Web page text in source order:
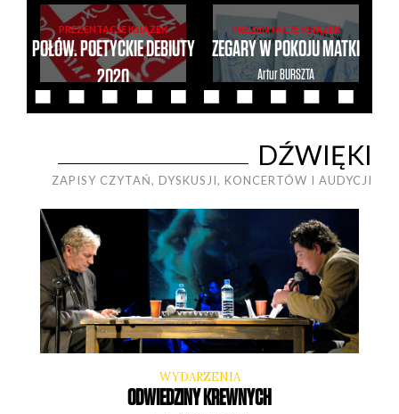
PREZENTACJE KSIĄŻEK
POŁÓW. POETYCKIE DEBIUTY
2020
ArturBURSZTA
PREZENTACJE KSIĄŻEK
ZEGARY W POKOJU MATKI
Artur BURSZTA
DŹWIĘKI
ZAPISY CZYTAŃ, DYSKUSJI, KONCERTÓW I AUDYCJI
WYDARZENIA
ODWIEDZINY KREWNYCH